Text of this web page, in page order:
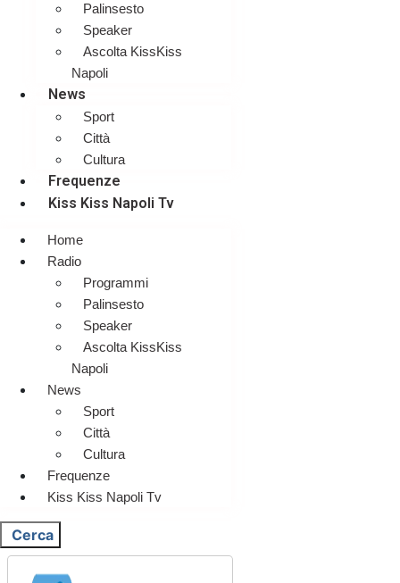
Palinsesto
Speaker
Ascolta KissKiss
Napoli
News
Sport
Città
Cultura
Frequenze
Kiss Kiss Napoli Tv
Home
Radio
Programmi
Palinsesto
Speaker
Ascolta KissKiss
Napoli
News
Sport
Città
Cultura
Frequenze
Kiss Kiss Napoli Tv
Cerca